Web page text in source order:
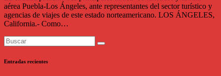
aérea Puebla-Los Ángeles, ante representantes del sector turístico y
agencias de viajes de este estado norteamericano. LOS ÁNGELES,
California.- Como…
Entradas recientes